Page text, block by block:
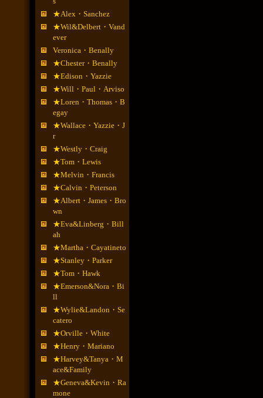
★Alex・Sanchez
★Wil&Delbert・Vand
ever
Veronica・Benally
★Chester・Benally
★Edison・Yazzie
★Will・Paul・Arviso
★Loren・Thomas・B
egay
★Wallace・Yazzie・J
r
★Westly・Craig
★Tom・Lewis
★Melvin・Francis
★Calvin・Peterson
★Albert・James・Bro
wn
★Eva&Linberg・Bill
ah
★Martha・Cayatineto
★Stanley・Parker
★Tom・Hawk
★Emerson&Nora・Bi
ll
★Wylie&Landon・Se
catero
★Orville・White
★Henry・Mariano
★Harvey&Tanya・M
ace&Family
★Geneva&Kevin・Ra
mone